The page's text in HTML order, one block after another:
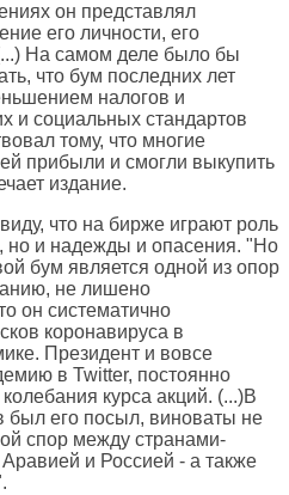
он представлял
его личности, его
На самом деле было бы
что бум последних лет
налогов и
и социальных стандартов
тому, что многие
прибыли и смогли выкупить
издание.
что на бирже играют роль
но и надежды и опасения. "Но
бум является одной из опор
не лишено
он систематично
коронавируса в
Президент и вовсе
в Twitter, постоянно
курса акций. (...)В
был его посыл, виноваты не
спор между странами-
и Россией - а также